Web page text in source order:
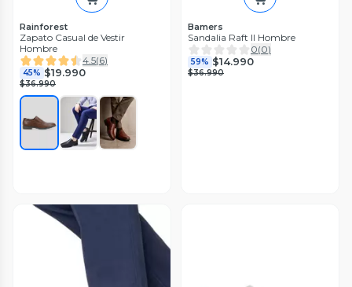
Rainforest
Zapato Casual de Vestir
Hombre
4.5(6)
45% $19.990
$36.990
Bamers
Sandalia Raft II Hombre
0(0)
59% $14.990
$36.990